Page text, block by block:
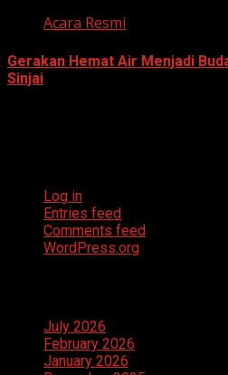
Acara Resmi
Gerakan Hemat Air Menjadi
Sinjai
Log in
Entries feed
Comments feed
WordPress.org
July 2026
February 2026
January 2026